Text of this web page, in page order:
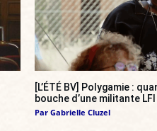
[L’ÉTÉ BV] Polygamie :
bouche d’une militante LFI
Par Gabrielle Cluzel